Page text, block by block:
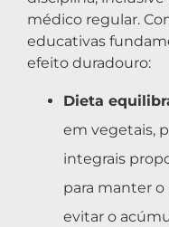
médico regular.
educativas
efeito duradouro:
Dieta
em vegetais,
integrais
para manter
evitar o